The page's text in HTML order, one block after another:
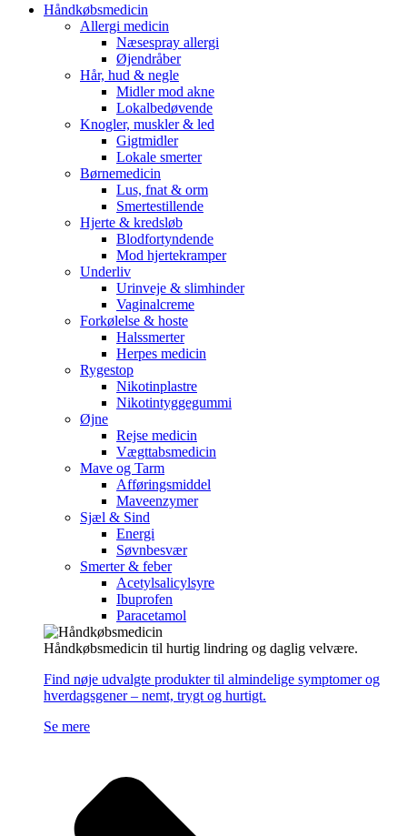
Håndkøbsmedicin
Allergi medicin
Næsespray allergi
Øjendråber
Hår, hud & negle
Midler mod akne
Lokalbedøvende
Knogler, muskler & led
Gigtmidler
Lokale smerter
Børnemedicin
Lus, fnat & orm
Smertestillende
Hjerte & kredsløb
Blodfortyndende
Mod hjertekramper
Underliv
Urinveje & slimhinder
Vaginalcreme
Forkølelse & hoste
Halssmerter
Herpes medicin
Rygestop
Nikotinplastre
Nikotintyggegummi
Øjne
Rejse medicin
Vægttabsmedicin
Mave og Tarm
Afføringsmiddel
Maveenzymer
Sjæl & Sind
Energi
Søvnbesvær
Smerter & feber
Acetylsalicylsyre
Ibuprofen
Paracetamol
Håndkøbsmedicin til hurtig lindring og daglig velvære.
Find nøje udvalgte produkter til almindelige symptomer og
hverdagsgener – nemt, trygt og hurtigt.
Se mere